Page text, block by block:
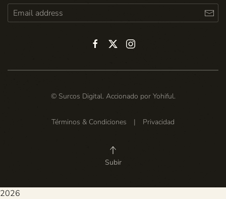
© Surcos Digital. Accionado por Yohiful.
Términos & Condiciones | Privacidad
Subir
2026